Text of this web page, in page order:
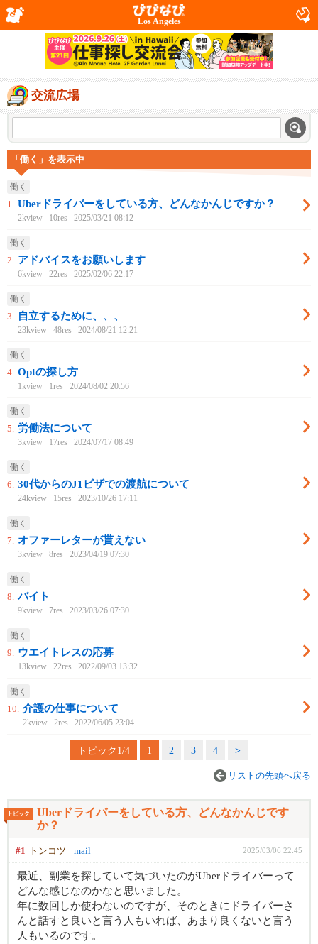
Los Angeles
交流広場
「働く」を表示中
働く
1. Uberドライバーをしている方、どんなかんじですか？
2kview 10res 2025/03/21 08:12
働く
2. アドバイスをお願いします
6kview 22res 2025/02/06 22:17
働く
3. 自立するために、、、
23kview 48res 2024/08/21 12:21
働く
4. Optの探し方
1kview 1res 2024/08/02 20:56
働く
5. 労働法について
3kview 17res 2024/07/17 08:49
働く
6. 30代からのJ1ビザでの渡航について
24kview 15res 2023/10/26 17:11
働く
7. オファーレターが貰えない
3kview 8res 2023/04/19 07:30
働く
8. バイト
9kview 7res 2023/03/26 07:30
働く
9. ウエイトレスの応募
13kview 22res 2022/09/03 13:32
働く
10. 介護の仕事について
2kview 2res 2022/06/05 23:04
トピック1/4 1 2 3 4 >
リストの先頭へ戻る
トピック
Uberドライバーをしている方、どんなかんじです
か？
#1 トンコツ mail 2025/03/06 22:45
最近、副業を探していて気づいたのがUberドライバーって
どんな感じなのかなと思いました。
年に数回しか使わないのですが、そのときにドライバーさ
んと話すと良いと言う人もいれば、あまり良くないと言う
人もいるのです。